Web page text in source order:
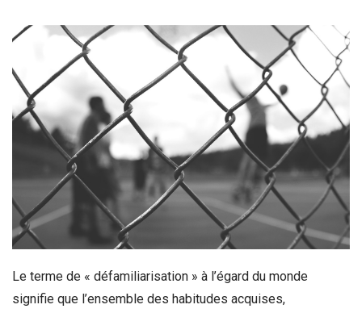
Le terme de « défamiliarisation » à l’égard du monde
signifie que l’ensemble des habitudes acquises,